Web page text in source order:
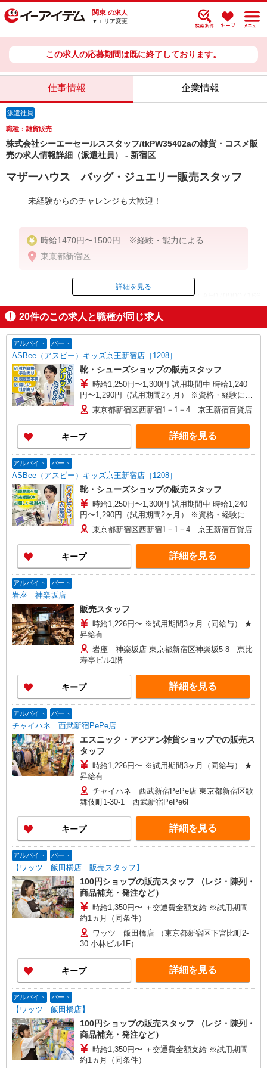
関東 の求人
▼エリア変更
この求人の応募期間は既に終了しております。
仕事情報 企業情報
派遣社員
職種：雑貨販売
株式会社シーエーセールススタッフ/tkPW35402aの雑貨・コスメ販
売の求人情報詳細（派遣社員） - 新宿区
マザーハウス バッグ・ジュエリー販売スタッフ
未経験からのチャレンジも大歓迎！
時給1470円〜1500円 ※経験・能力による
【月収例】1,500円×8時間×22日＝264,000円＋残業
東京都新宿区
ID：AE0709007166
掲載期間終了
詳細を見る
20件のこの求人と職種が同じ求人
アルバイト パート
ASBee（アスビー）キッズ京王新宿店［1208］
靴・シューズショップの販売スタッフ
時給1,250円〜1,300円 試用期間中 時給1,240
円〜1,290円（試用期間2ヶ月） ※資格・経験によ
る 東京都新宿区西新宿1－1－4 京王新宿百貨店
キープ 詳細を見る
アルバイト パート
ASBee（アスビー）キッズ京王新宿店［1208］
靴・シューズショップの販売スタッフ
時給1,250円〜1,300円 試用期間中 時給1,240
円〜1,290円（試用期間2ヶ月） ※資格・経験によ
る 東京都新宿区西新宿1－1－4 京王新宿百貨店
キープ 詳細を見る
アルバイト パート
岩座 神楽坂店
販売スタッフ
時給1,226円〜 ※試用期間3ヶ月（同給与） ★
昇給有
岩座 神楽坂店 東京都新宿区神楽坂5-8 恵比
寿亭ビル1階
キープ 詳細を見る
アルバイト パート
チャイハネ 西武新宿PePe店
エスニック・アジアン雑貨ショップでの販売ス
タッフ
時給1,226円〜 ※試用期間3ヶ月（同給与） ★
昇給有
チャイハネ 西武新宿PePe店 東京都新宿区歌
舞伎町1-30-1 西武新宿PePe6F
キープ 詳細を見る
アルバイト パート
【ワッツ 飯田橋店 販売スタッフ】
100円ショップの販売スタッフ （レジ・陳列・
商品補充・発注など）
時給1,350円〜 ＋交通費全額支給 ※試用期間
約1ヵ月（同条件）
ワッツ 飯田橋店 （東京都新宿区下宮比町2-
30 小林ビル1F）
キープ 詳細を見る
アルバイト パート
【ワッツ 飯田橋店】
100円ショップの販売スタッフ （レジ・陳列・
商品補充・発注など）
時給1,350円〜 ＋交通費全額支給 ※試用期間
約1ヵ月（同条件）